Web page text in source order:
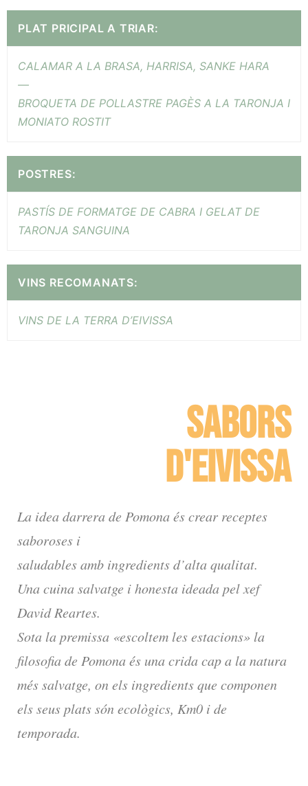
PLAT PRICIPAL A TRIAR:
CALAMAR A LA BRASA, HARRISA, SANKE HARA
—
BROQUETA DE POLLASTRE PAGÈS A LA TARONJA I
MONIATO ROSTIT
POSTRES:
PASTÍS DE FORMATGE DE CABRA I GELAT DE
TARONJA SANGUINA
VINS RECOMANATS:
VINS DE LA TERRA D’EIVISSA
SABORS
D'EIVISSA
La idea darrera de Pomona és crear receptes
saboroses i
saludables amb ingredients d’alta qualitat.
Una cuina salvatge i honesta ideada pel xef
David Reartes.
Sota la premissa «escoltem les estacions» la
filosofia de Pomona és una crida cap a la natura
més salvatge, on els ingredients que componen
els seus plats són ecològics, Km0 i de
temporada.